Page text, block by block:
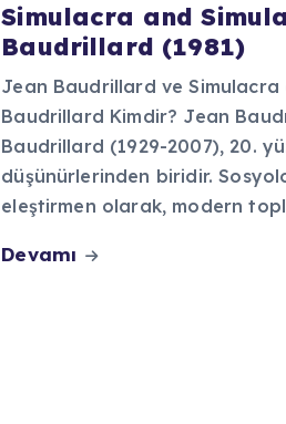
Simulacra and
Baudrillard (1981)
Jean Baudrillard ve
Baudrillard Kimdir? Jean
Baudrillard (1929-2007), 20.
düşünürlerinden biridir.
eleştirmen olarak, modern
Devamı